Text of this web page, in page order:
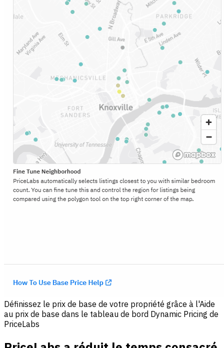
Définissez le prix de base de votre propriété grâce à l'Aide
au prix de base dans le tableau de bord Dynamic Pricing de
PriceLabs